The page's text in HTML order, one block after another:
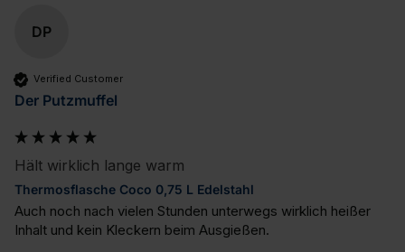
DP
Verified Customer
Der Putzmuffel
Hält wirklich lange warm
Thermosflasche Coco 0,75 L Edelstahl
Auch noch nach vielen Stunden unterwegs wirklich heißer
Inhalt und kein Kleckern beim Ausgießen.